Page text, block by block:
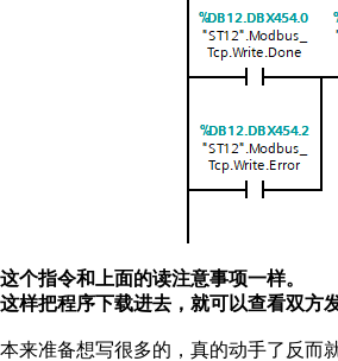
这个指令和上面的读注意事项一样。
这样把程序下载进去，就可以查看双方
本来准备想写很多的，真的动手了反而